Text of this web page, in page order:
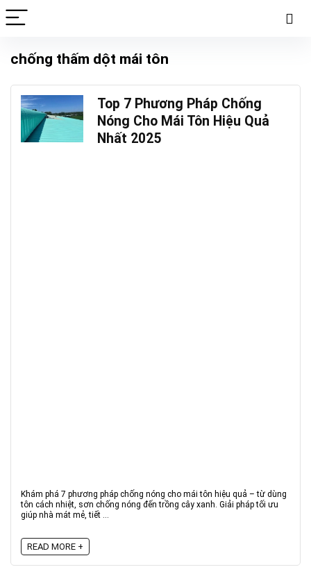
chống thấm dột mái tôn
Top 7 Phương Pháp Chống
Nóng Cho Mái Tôn Hiệu Quả
Nhất 2025
Khám phá 7 phương pháp chống nóng cho mái tôn hiệu quả – từ dùng
tôn cách nhiệt, sơn chống nóng đến trồng cây xanh. Giải pháp tối ưu
giúp nhà mát mẻ, tiết ...
READ MORE +